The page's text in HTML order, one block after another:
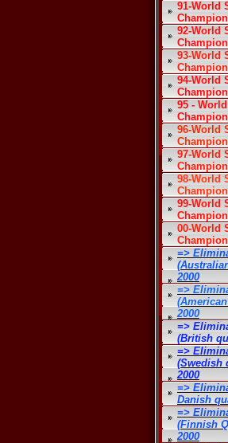
91-World
92-World
93-World
94-World
95 -
96-World
97-World
98-World
99-World
00-World
=>
2000
=>
2000
=>
(British
=>
(Swedish
2000
=>
Danish
=>
(Finnish
2000